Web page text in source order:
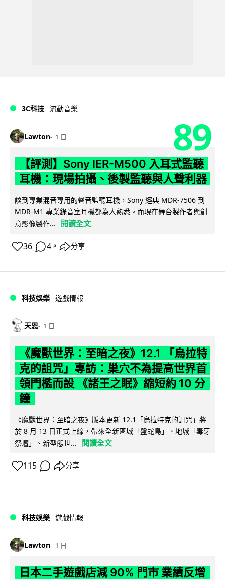
3C科技 流動音樂
Lawton 1 日 89
【評測】Sony IER-M500 入耳式監聽
耳機：現場拍攝、後製監聽與人聲利器
談到專業混音專用的聲音監聽耳機，Sony 經典 MDR-7506 到
MDR-M1 專業錄音室耳機都為人熟悉。而現在舞台製作者與創
意影像製作...
閱讀全文
36 4 ↗ 分享
科技娛樂 遊戲情報
天恩 1 日
《魔獸世界：至暗之夜》12.1 「烏拉特
克的詛咒」專訪：巢穴不為提高世界首
領門檻而設 《諸王之眠》縮短約 10 分
鐘
《魔獸世界：至暗之夜》版本更新 12.1「烏拉特克的詛咒」將
於 8 月 13 日正式上線，帶來全新區域「盤蛇島」、地城「毒牙
祭壇」、新型態世...
閱讀全文
115 分享
科技娛樂 遊戲情報
Lawton 1 日
日本二手遊戲店減 90% 門市 業績反增